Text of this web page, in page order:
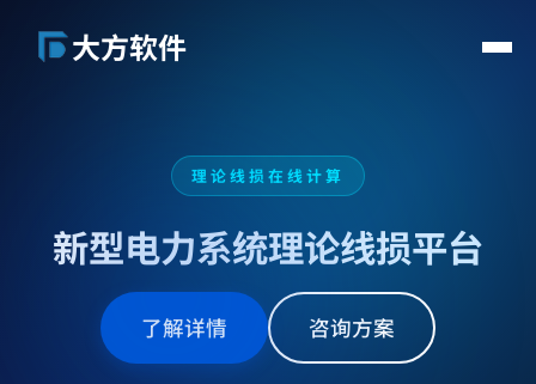
大方软件
解决方案
关于我们
联系我们
理论线损在线计算
新型电力系统理论线损平台
了解详情 咨询方案